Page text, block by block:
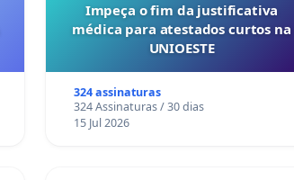
Impeça o fim da justificativa
médica para atestados curtos na
UNIOESTE
324 assinaturas
324 Assinaturas / 30 dias
15 Jul 2026